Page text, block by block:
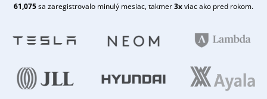
61,075sa zaregistrovalo minulý mesiac, takmer3xviac ako pred rokom.